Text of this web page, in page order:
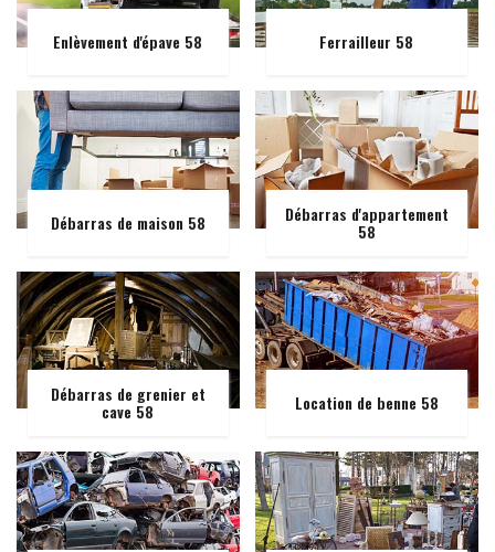
Enlèvement d'épave 58 Ferrailleur 58
Débarras de maison 58 Débarras d'appartement
58
Débarras de grenier et
cave 58 Location de benne 58